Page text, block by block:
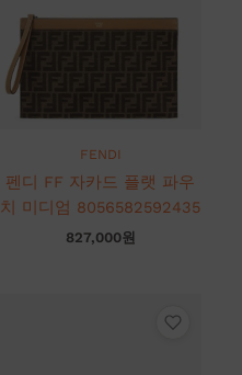
FENDI
펜디 FF 자카드 플랫 파우
치 미디엄 8056582592435
827,000원